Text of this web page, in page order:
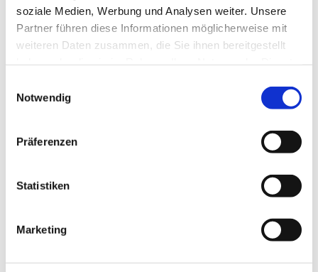
soziale Medien, Werbung und Analysen weiter. Unsere
Partner führen diese Informationen möglicherweise mit
weiteren Daten zusammen, die Sie ihnen bereitgestellt
Notwendig
Präferenzen
Statistiken
Marketing